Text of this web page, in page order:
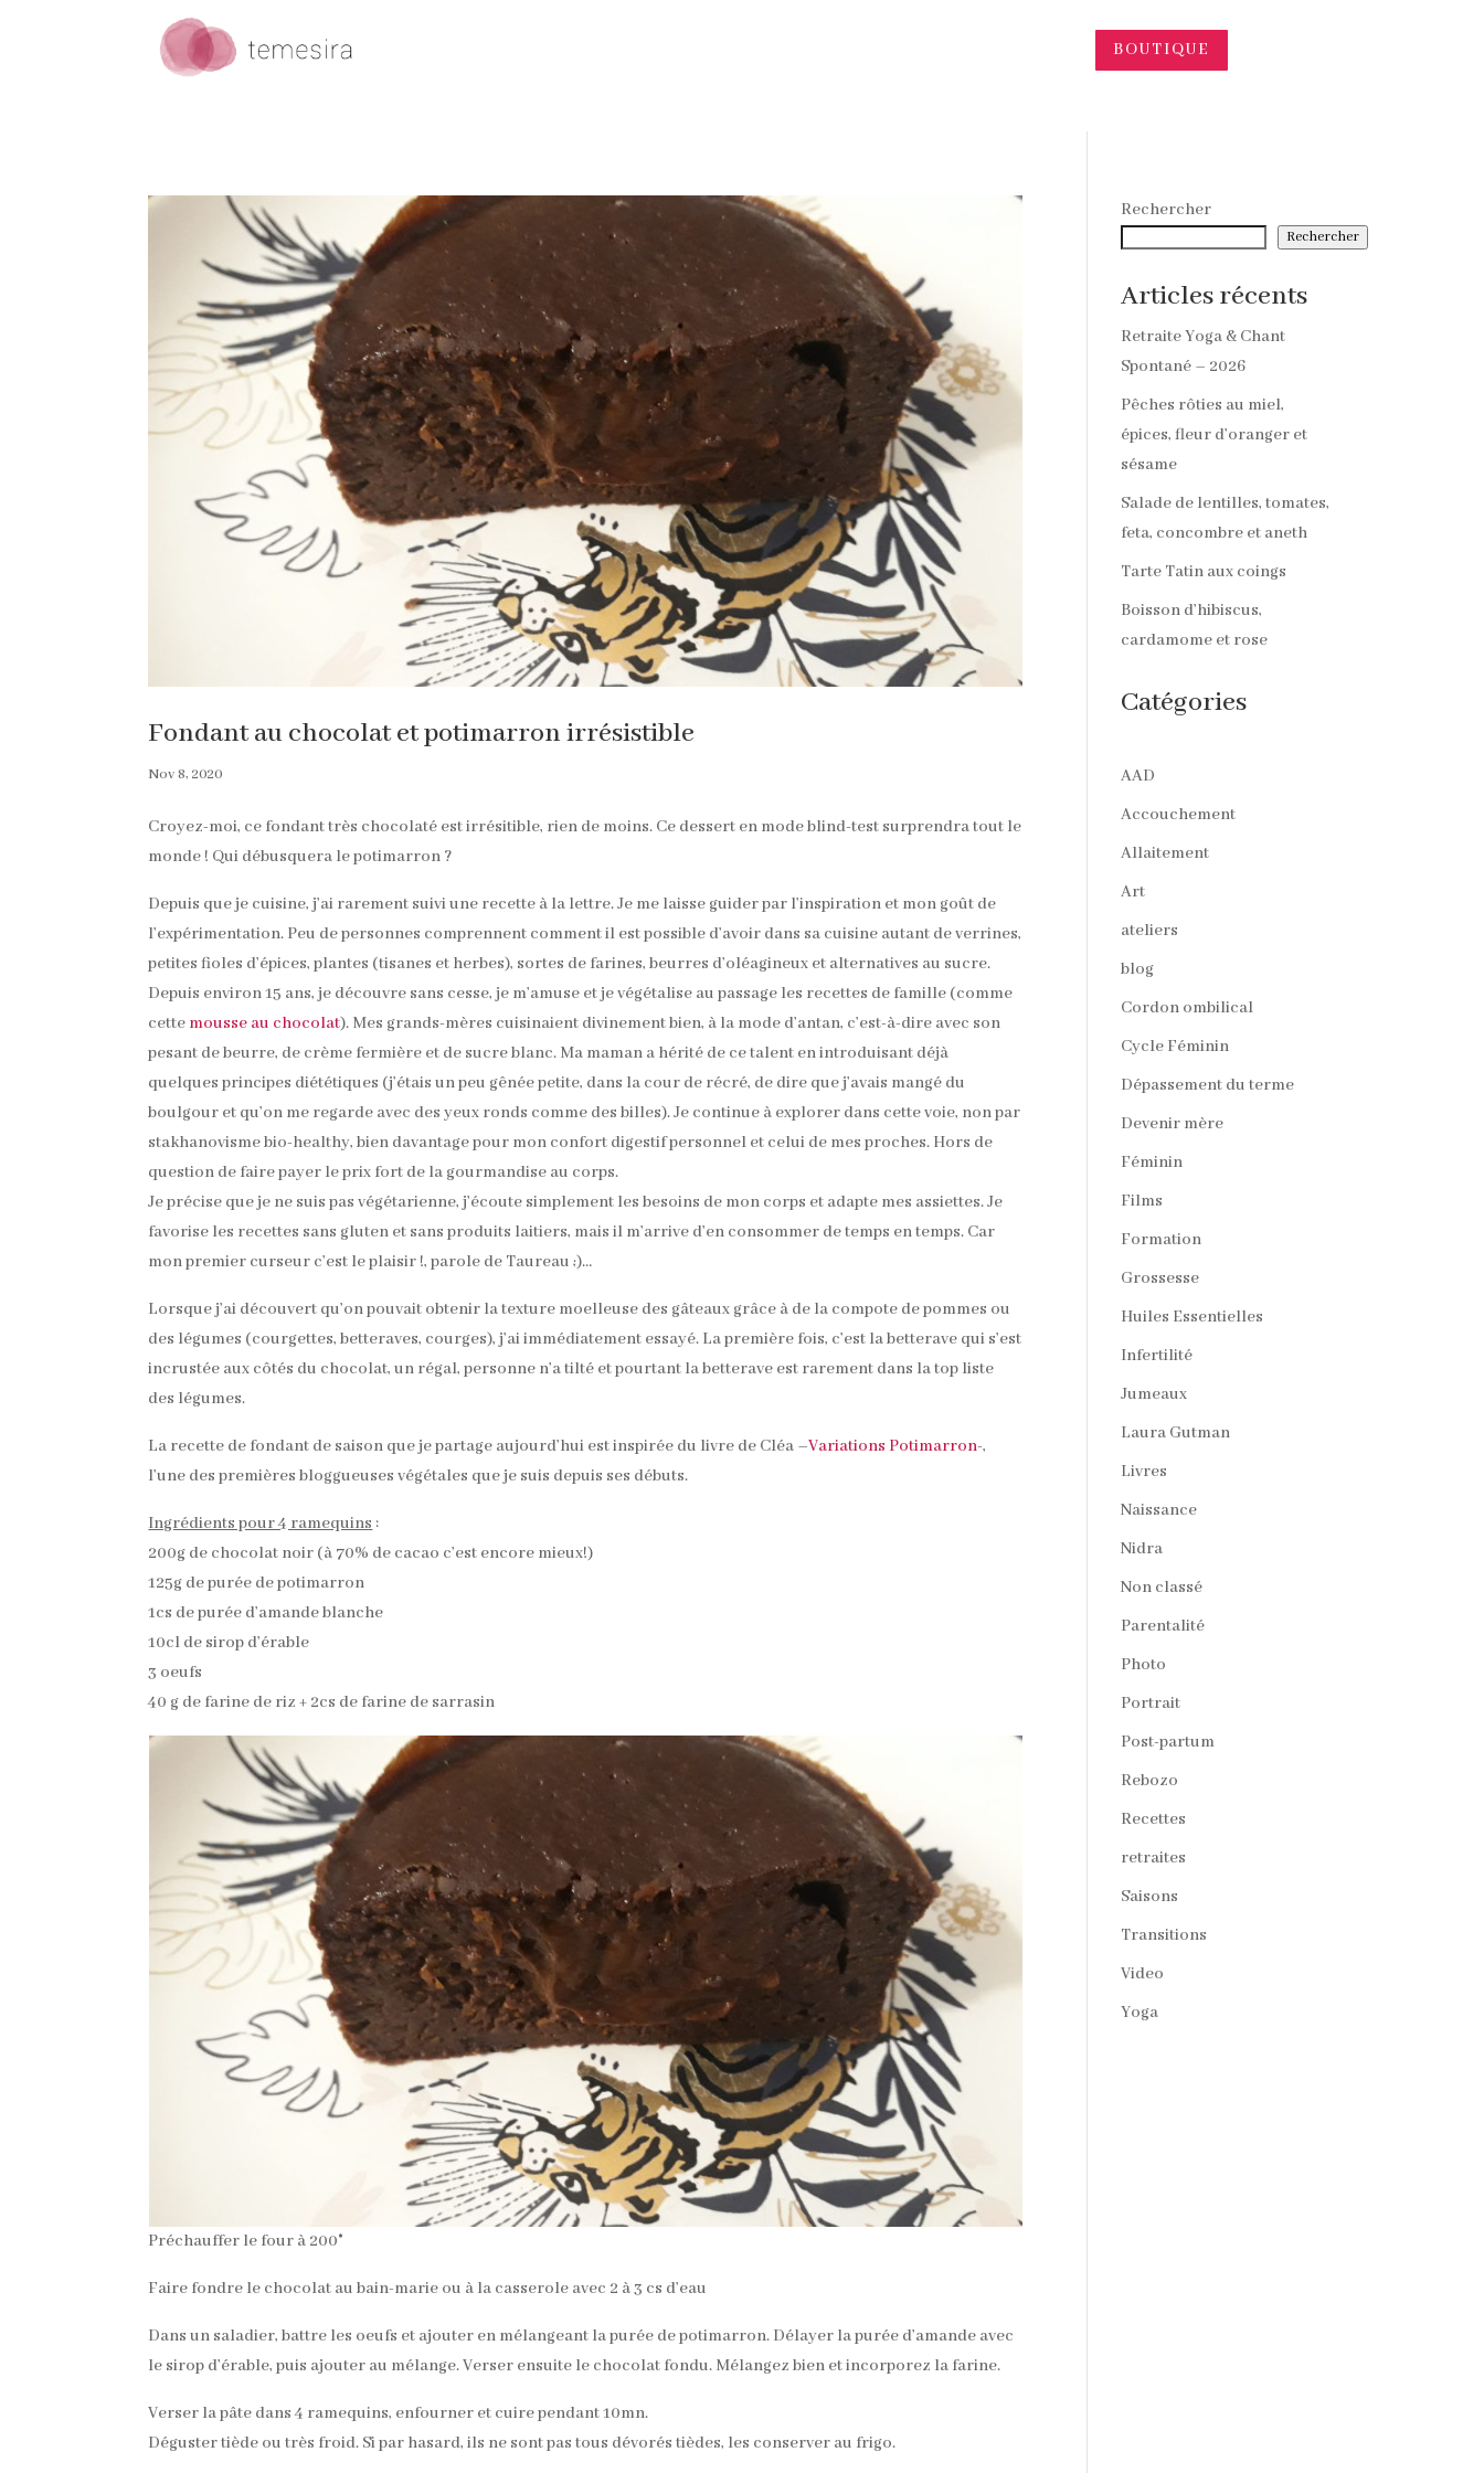
BOUTIQUE
Fondant au chocolat et potimarron irrésistible
Nov 8, 2020
Croyez-moi, ce fondant très chocolaté est irrésitible, rien de moins. Ce dessert en mode blind-test surprendra tout le
monde ! Qui débusquera le potimarron ?
Depuis que je cuisine, j’ai rarement suivi une recette à la lettre. Je me laisse guider par l’inspiration et mon goût de
l’expérimentation. Peu de personnes comprennent comment il est possible d’avoir dans sa cuisine autant de verrines,
petites fioles d’épices, plantes (tisanes et herbes), sortes de farines, beurres d’oléagineux et alternatives au sucre.
Depuis environ 15 ans, je découvre sans cesse, je m’amuse et je végétalise au passage les recettes de famille (comme
cette mousse au chocolat). Mes grands-mères cuisinaient divinement bien, à la mode d’antan, c’est-à-dire avec son
pesant de beurre, de crème fermière et de sucre blanc. Ma maman a hérité de ce talent en introduisant déjà
quelques principes diététiques (j’étais un peu gênée petite, dans la cour de récré, de dire que j’avais mangé du
boulgour et qu’on me regarde avec des yeux ronds comme des billes). Je continue à explorer dans cette voie, non par
stakhanovisme bio-healthy, bien davantage pour mon confort digestif personnel et celui de mes proches. Hors de
question de faire payer le prix fort de la gourmandise au corps.
Je précise que je ne suis pas végétarienne, j’écoute simplement les besoins de mon corps et adapte mes assiettes. Je
favorise les recettes sans gluten et sans produits laitiers, mais il m’arrive d’en consommer de temps en temps. Car
mon premier curseur c’est le plaisir !, parole de Taureau ;)…
Lorsque j’ai découvert qu’on pouvait obtenir la texture moelleuse des gâteaux grâce à de la compote de pommes ou
des légumes (courgettes, betteraves, courges), j’ai immédiatement essayé. La première fois, c’est la betterave qui s’est
incrustée aux côtés du chocolat, un régal, personne n’a tilté et pourtant la betterave est rarement dans la top liste
des légumes.
La recette de fondant de saison que je partage aujourd’hui est inspirée du livre de Cléa –Variations Potimarron-,
l’une des premières bloggueuses végétales que je suis depuis ses débuts.
Ingrédients pour 4 ramequins :
200g de chocolat noir (à 70% de cacao c’est encore mieux!)
125g de purée de potimarron
1cs de purée d’amande blanche
10cl de sirop d’érable
3 oeufs
40 g de farine de riz + 2cs de farine de sarrasin
Préchauffer le four à 200°
Faire fondre le chocolat au bain-marie ou à la casserole avec 2 à 3 cs d’eau
Dans un saladier, battre les oeufs et ajouter en mélangeant la purée de potimarron. Délayer la purée d’amande avec
le sirop d’érable, puis ajouter au mélange. Verser ensuite le chocolat fondu. Mélangez bien et incorporez la farine.
Verser la pâte dans 4 ramequins, enfourner et cuire pendant 10mn.
Déguster tiède ou très froid. Si par hasard, ils ne sont pas tous dévorés tièdes, les conserver au frigo.
Rechercher
Rechercher
Articles récents
Retraite Yoga & Chant
Spontané – 2026
Pêches rôties au miel,
épices, fleur d’oranger et
sésame
Salade de lentilles, tomates,
feta, concombre et aneth
Tarte Tatin aux coings
Boisson d’hibiscus,
cardamome et rose
Catégories
AAD
Accouchement
Allaitement
Art
ateliers
blog
Cordon ombilical
Cycle Féminin
Dépassement du terme
Devenir mère
Féminin
Films
Formation
Grossesse
Huiles Essentielles
Infertilité
Jumeaux
Laura Gutman
Livres
Naissance
Nidra
Non classé
Parentalité
Photo
Portrait
Post-partum
Rebozo
Recettes
retraites
Saisons
Transitions
Video
Yoga